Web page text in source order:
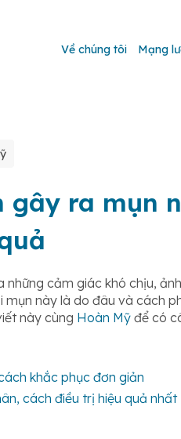
Về chúng tôi Mạng
gây ra mụn
những cảm giác khó chịu,
này là do đâu và cách
này cùng Hoàn Mỹ để có
khắc phục đơn giản
cách điều trị hiệu quả nhất